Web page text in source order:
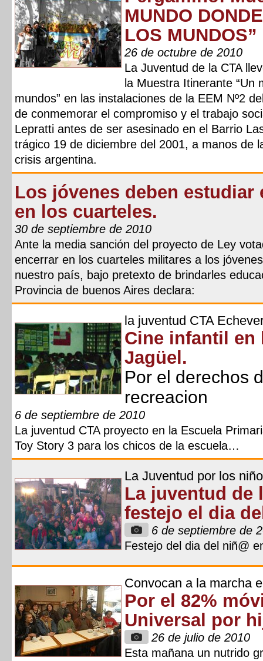
MUNDO
LOS MUNDOS”
26 de octubre de 2010
La Juventud de la CTA
la Muestra Itinerante “Un
mundos” en las instalaciones de la EEM Nº2
de conmemorar el compromiso y el trabajo
Lepratti antes de ser asesinado en el Barrio
trágico 19 de diciembre del 2001, a manos de
crisis argentina.
Los jóvenes deben estudiar
en los cuarteles.
30 de septiembre de 2010
Ante la media sanción del proyecto de Ley
encerrar en los cuarteles militares a los
nuestro país, bajo pretexto de brindarles
Provincia de buenos Aires declara:
la juventud CTA
Cine infantil en
Jagüel.
Por el derechos
recreacion
6 de septiembre de 2010
La juventud CTA proyecto en la Escuela
Toy Story 3 para los chicos de la escuela…
La Juventud por los
La juventud de
festejo el dia
6 de septiembre de
Festejo del dia del niñ@
Convocan a la marcha
Por el 82%
Universal por
26 de julio de 2010
Esta mañana un nutrido